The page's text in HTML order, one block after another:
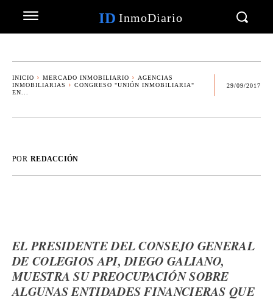
ID InmoDiario
INICIO MERCADO INMOBILIARIO
AGENCIAS
INMOBILIARIAS
CONGRESO "UNIÓN INMOBILIARIA"
EN...
29/09/2017
POR REDACCIÓN
EL PRESIDENTE DEL CONSEJO GENERAL
DE COLEGIOS API, DIEGO GALIANO,
MUESTRA SU PREOCUPACIÓN SOBRE
ALGUNAS ENTIDADES FINANCIERAS QUE